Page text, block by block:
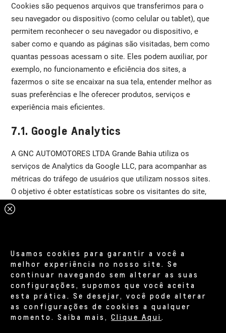
Cookies são pequenos arquivos que transferimos para o
seu navegador ou dispositivo (como celular ou tablet), que
permitem reconhecer o seu navegador ou dispositivo, e
saber como e quando as páginas são visitadas, bem como
quantas pessoas acessam o site. Eles podem auxiliar, por
exemplo, no funcionamento e eficiência dos sites, a
fazermos o site se encaixar na sua tela, entender melhor as
suas preferências e lhe oferecer produtos, serviços e
experiência mais eficientes.
7.1. Google Analytics
A GNC AUTOMOTORES LTDA Grande Bahia utiliza os
serviços de Analytics da Google LLC, para acompanhar as
métricas do tráfego de usuários que utilizam nossos sites.
O objetivo é obter estatísticas sobre os visitantes do site,
para que possamos criar melhores conteúdos, e tornar este
site mais útil e prático para os nossos visitantes. O Google
atividade geral no website. O Google pode, igualmente
transferir, esta informação para terceiros, sempre que
exigido por lei, ou caso tais terceiros processem a
informação em nome do Google.
Os dados coletados e repassados para a Google LLC serão
Usamos cookies para garantir a você a
melhor experiência no nosso site. Se
continuar navegando sem alterar as suas
configurações, supomos que você aceita
esta prática. Se desejar, você pode alterar
as configurações de cookies a qualquer
momento. Saiba mais,Clique Aqui.